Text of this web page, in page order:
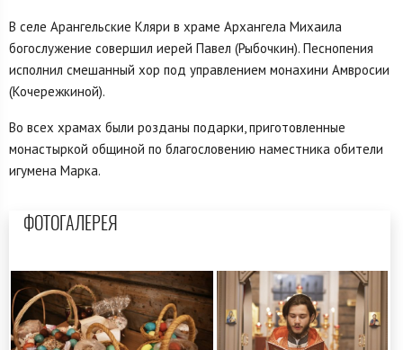
В селе Арангельские Кляри в храме Архангела Михаила
богослужение совершил иерей Павел (Рыбочкин). Песнопения
исполнил смешанный хор под управлением монахини Амвросии
(Кочережкиной).
Во всех храмах были розданы подарки, приготовленные
монастыркой общиной по благословению наместника обители
игумена Марка.
ФОТОГАЛЕРЕЯ